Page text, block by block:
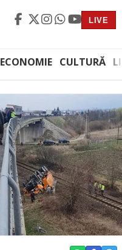
LIVE
ECONOMIE CULTURĂ